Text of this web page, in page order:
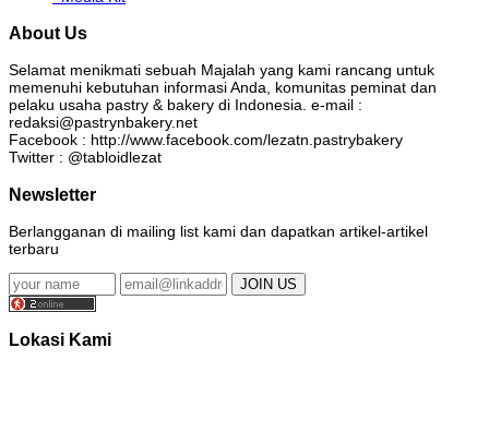
About Us
Selamat menikmati sebuah Majalah yang kami rancang untuk
memenuhi kebutuhan informasi Anda, komunitas peminat dan
pelaku usaha pastry & bakery di Indonesia. e-mail :
redaksi@pastrynbakery.net
Facebook : http://www.facebook.com/lezatn.pastrybakery
Twitter : @tabloidlezat
Newsletter
Berlangganan di mailing list kami dan dapatkan artikel-artikel
terbaru
Lokasi Kami